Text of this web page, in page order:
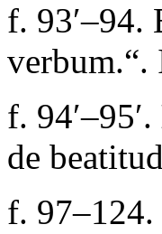
f. 93′–94.
verbum.“.
f. 94′–95′.
de
f. 97–124.